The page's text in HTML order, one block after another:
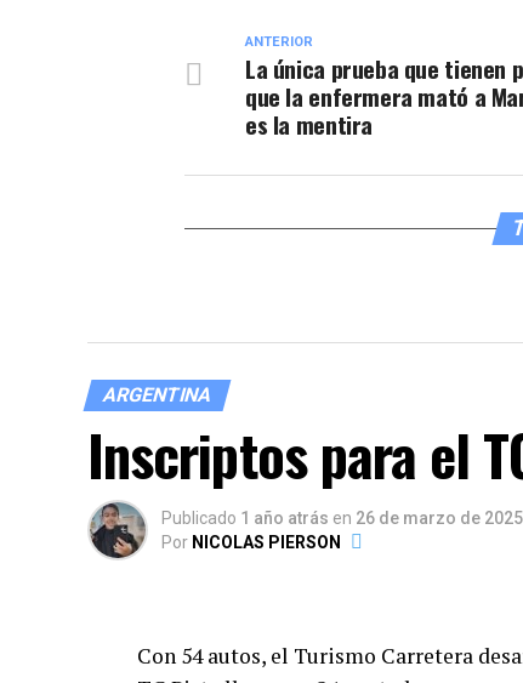
ANTERIOR
La única prueba que tienen
que la enfermera mató a
es la mentira
ARGENTINA
Inscriptos para el
Publicado 1 año atrás en 26 de marzo de 2025
Por NICOLAS PIERSON
Con 54 autos, el Turismo Carretera